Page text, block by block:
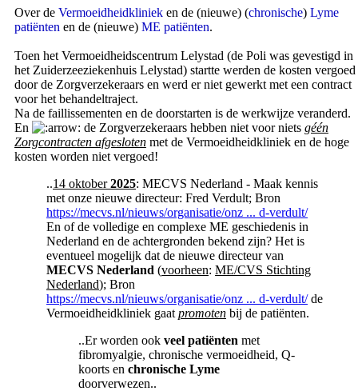
Over de Vermoeidheidkliniek en de (nieuwe) (chronische) Lyme
patiënten en de (nieuwe) ME patiënten.
Toen het Vermoeidheidscentrum Lelystad (de Poli was gevestigd in
het Zuiderzeeziekenhuis Lelystad) startte werden de kosten vergoed
door de Zorgverzekeraars en werd er niet gewerkt met een contract
voor het behandeltraject.
Na de faillissementen en de doorstarten is de werkwijze veranderd.
En
de Zorgverzekeraars hebben niet voor niets géén
Zorgcontracten afgesloten met de Vermoeidheidkliniek en de hoge
kosten worden niet vergoed!
..14 oktober2025: MECVS Nederland - Maak kennis
met onze nieuwe directeur: Fred Verdult; Bron
https://mecvs.nl/nieuws/organisatie/onz ... d-verdult/
En of de volledige en complexe ME geschiedenis in
Nederland en de achtergronden bekend zijn? Het is
eventueel mogelijk dat de nieuwe directeur van
MECVS Nederland (voorheen: ME/CVS Stichting
Nederland); Bron
https://mecvs.nl/nieuws/organisatie/onz ... d-verdult/de
Vermoeidheidkliniek gaat promoten bij de patiënten.
..Er worden ook veel patiënten met
fibromyalgie, chronische vermoeidheid, Q-
koorts en chronische Lyme
doorverwezen..